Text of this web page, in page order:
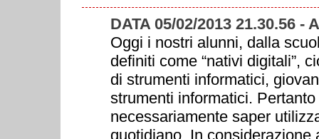
DATA 05/02/2013 21.30.56 -
Oggi i nostri alunni, dalla
definiti come “nativi digitali”,
di strumenti informatici,
strumenti informatici.
necessariamente saper
quotidiano. In